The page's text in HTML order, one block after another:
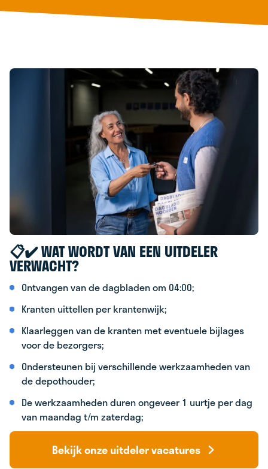
📋✔️ WAT WORDT VAN EEN UITDELER
VERWACHT?
Ontvangen van de dagbladen om 04:00;
Kranten uittellen per krantenwijk;
Klaarleggen van de kranten met eventuele bijlages
voor de bezorgers;
Ondersteunen bij verschillende werkzaamheden van
de depothouder;
De werkzaamheden duren ongeveer 1 uurtje per dag
van maandag t/m zaterdag;
Bekijk onze uitdeler vacatures